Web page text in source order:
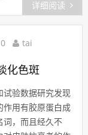
详细阅读
0 tai
化色斑
试验数据研究发现
作用有胶原蛋白成
词，而且经久不